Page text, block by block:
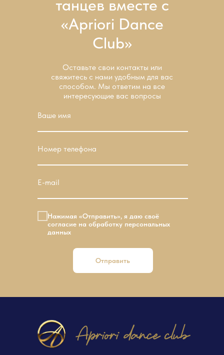
танцев вместе с
«Apriori Dance
Club»
Оставьте свои контакты или
свяжитесь с нами удобным для вас
способом. Мы ответим на все
интересующие вас вопросы
Ваше имя
Номер телефона
E-mail
Нажимая «Отправить», я даю своё
согласие на обработку персональных
данных
Отправить
Использование любых материалов сайта
полностью или частично требует
письменного разрешения